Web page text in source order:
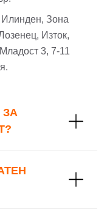
Зона
Изток,
3, 7-11
ЗА
до нас. Ще
бързо.